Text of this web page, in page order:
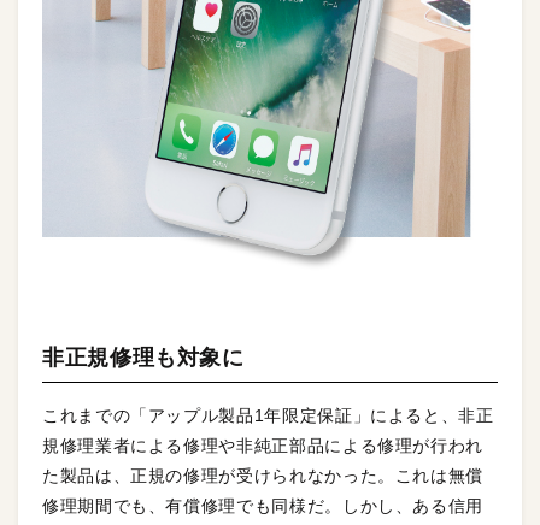
非正規修理も対象に
これまでの「アップル製品1年限定保証」によると、非正
規修理業者による修理や非純正部品による修理が行われ
た製品は、正規の修理が受けられなかった。これは無償
修理期間でも、有償修理でも同様だ。しかし、ある信用